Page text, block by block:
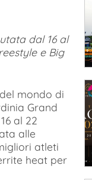
dal 16 al
e Big
mondo di
Grand
al 22
alle
atleti
heat per